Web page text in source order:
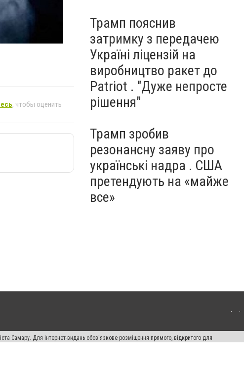
, чтобы оценить
Трамп пояснив
затримку з передачею
Україні ліцензій на
виробництво ракет до
Patriot . "Дуже непросте
рішення"
Трамп зробив
резонансну заяву про
українські надра . США
претендують на «майже
все»
Самару. Для інтернет-видань обов'язкове розміщення прямого, відкритого для